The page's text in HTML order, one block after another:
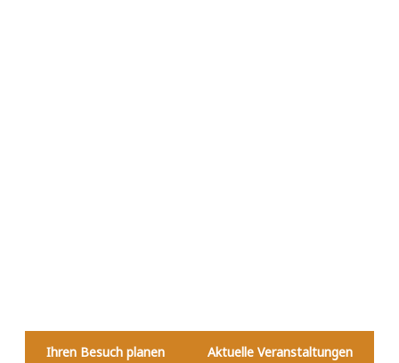
Ihren Besuch planen
Aktuelle Veranstaltungen